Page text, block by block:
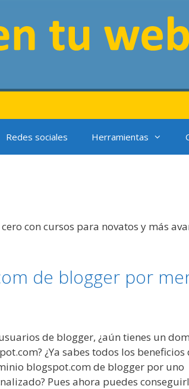
Redes sociales Herramientas
con cursos para novatos y más
de blogger por
de blogger, ¿aún tienes un
¿Ya sabes todos los
blogspot.com de blogger por uno
Pues ahora puedes